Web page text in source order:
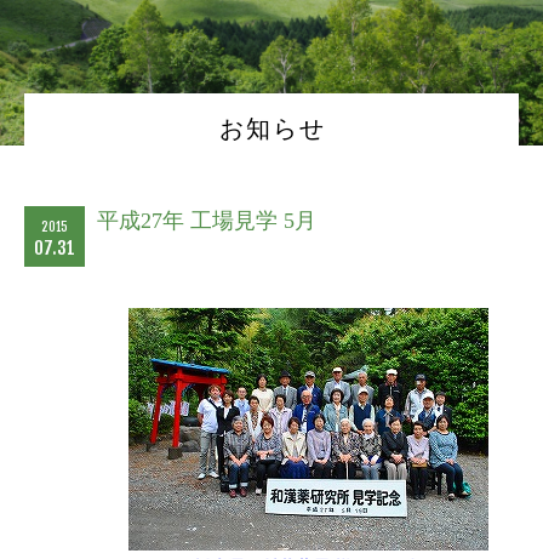
お知らせ
2015
07.31
平成27年 工場見学 5月